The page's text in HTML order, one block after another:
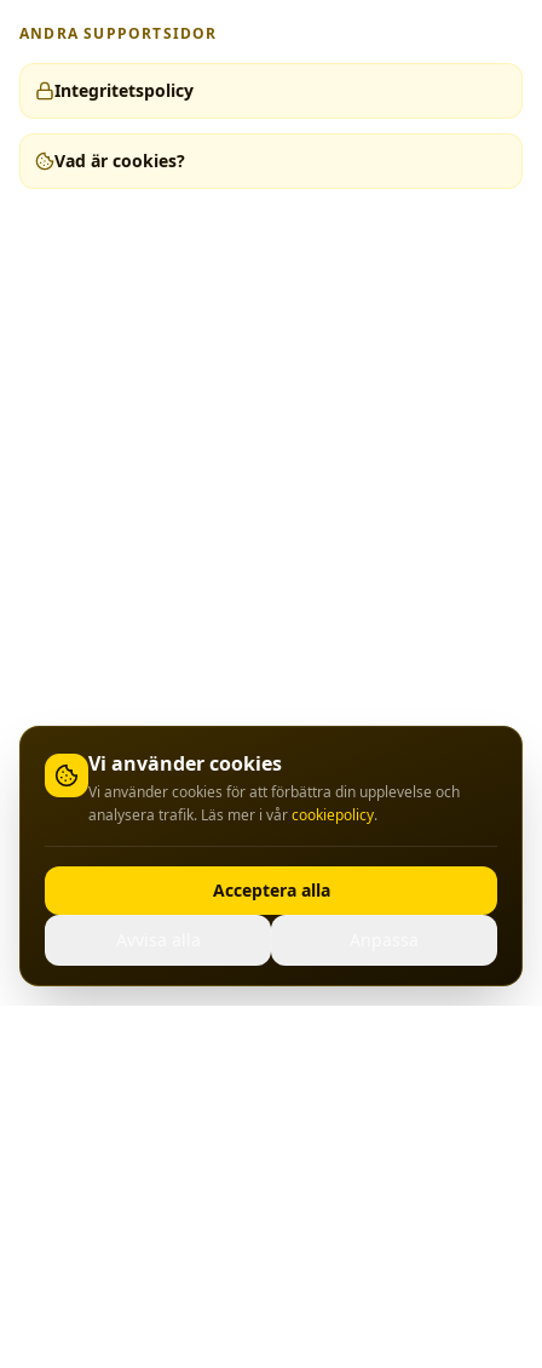
ANDRA SUPPORTSIDOR
Integritetspolicy
Vad är cookies?
Vi använder cookies
Vi använder cookies för att förbättra din upplevelse och
analysera trafik. Läs mer i vårcookiepolicy.
Acceptera alla